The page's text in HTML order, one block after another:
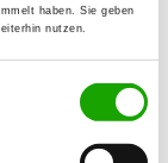
haben. Sie geben
nutzen.